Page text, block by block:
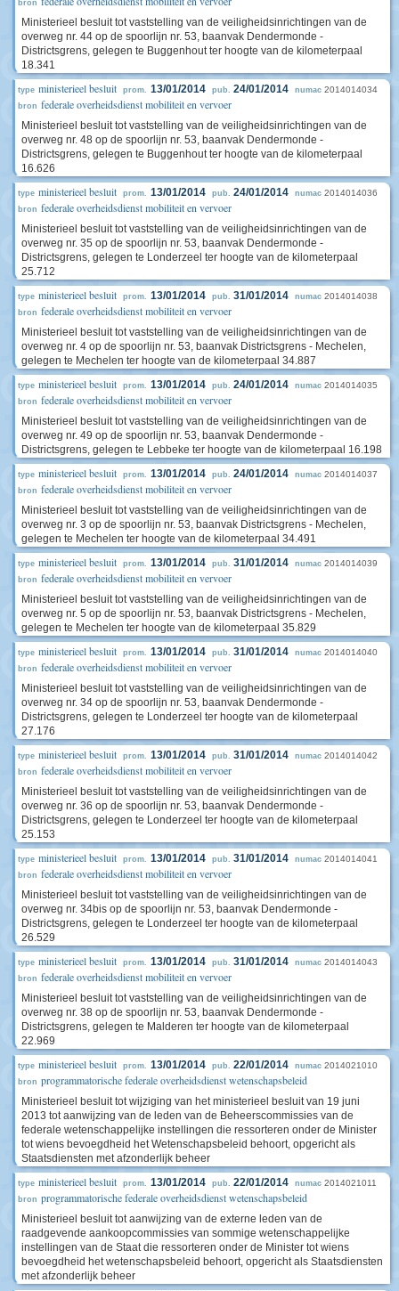
bron
Ministerieel besluit tot vaststelling van de veiligheidsinrichtingen van de
overweg nr. 44 op de spoorlijn nr. 53, baanvak Dendermonde -
Districtsgrens, gelegen te Buggenhout ter hoogte van de kilometerpaal
18.341
type ministerieel besluit prom. 13/01/2014 pub. 24/01/2014 numac 2014014034
bron federale overheidsdienst mobiliteit en vervoer
Ministerieel besluit tot vaststelling van de veiligheidsinrichtingen van de
overweg nr. 48 op de spoorlijn nr. 53, baanvak Dendermonde -
Districtsgrens, gelegen te Buggenhout ter hoogte van de kilometerpaal
16.626
type ministerieel besluit prom. 13/01/2014 pub. 24/01/2014 numac 2014014036
bron federale overheidsdienst mobiliteit en vervoer
Ministerieel besluit tot vaststelling van de veiligheidsinrichtingen van de
overweg nr. 35 op de spoorlijn nr. 53, baanvak Dendermonde -
Districtsgrens, gelegen te Londerzeel ter hoogte van de kilometerpaal
25.712
type ministerieel besluit prom. 13/01/2014 pub. 31/01/2014 numac 2014014038
bron federale overheidsdienst mobiliteit en vervoer
Ministerieel besluit tot vaststelling van de veiligheidsinrichtingen van de
overweg nr. 4 op de spoorlijn nr. 53, baanvak Districtsgrens - Mechelen,
gelegen te Mechelen ter hoogte van de kilometerpaal 34.887
type ministerieel besluit prom. 13/01/2014 pub. 24/01/2014 numac 2014014035
bron federale overheidsdienst mobiliteit en vervoer
Ministerieel besluit tot vaststelling van de veiligheidsinrichtingen van de
overweg nr. 49 op de spoorlijn nr. 53, baanvak Dendermonde -
Districtsgrens, gelegen te Lebbeke ter hoogte van de kilometerpaal 16.198
type ministerieel besluit prom. 13/01/2014 pub. 24/01/2014 numac 2014014037
bron federale overheidsdienst mobiliteit en vervoer
Ministerieel besluit tot vaststelling van de veiligheidsinrichtingen van de
overweg nr. 3 op de spoorlijn nr. 53, baanvak Districtsgrens - Mechelen,
gelegen te Mechelen ter hoogte van de kilometerpaal 34.491
type ministerieel besluit prom. 13/01/2014 pub. 31/01/2014 numac 2014014039
bron federale overheidsdienst mobiliteit en vervoer
Ministerieel besluit tot vaststelling van de veiligheidsinrichtingen van de
overweg nr. 5 op de spoorlijn nr. 53, baanvak Districtsgrens - Mechelen,
gelegen te Mechelen ter hoogte van de kilometerpaal 35.829
type ministerieel besluit prom. 13/01/2014 pub. 31/01/2014 numac 2014014040
bron federale overheidsdienst mobiliteit en vervoer
Ministerieel besluit tot vaststelling van de veiligheidsinrichtingen van de
overweg nr. 34 op de spoorlijn nr. 53, baanvak Dendermonde -
Districtsgrens, gelegen te Londerzeel ter hoogte van de kilometerpaal
27.176
type ministerieel besluit prom. 13/01/2014 pub. 31/01/2014 numac 2014014042
bron federale overheidsdienst mobiliteit en vervoer
Ministerieel besluit tot vaststelling van de veiligheidsinrichtingen van de
overweg nr. 36 op de spoorlijn nr. 53, baanvak Dendermonde -
Districtsgrens, gelegen te Londerzeel ter hoogte van de kilometerpaal
25.153
type ministerieel besluit prom. 13/01/2014 pub. 31/01/2014 numac 2014014041
bron federale overheidsdienst mobiliteit en vervoer
Ministerieel besluit tot vaststelling van de veiligheidsinrichtingen van de
overweg nr. 34bis op de spoorlijn nr. 53, baanvak Dendermonde -
Districtsgrens, gelegen te Londerzeel ter hoogte van de kilometerpaal
26.529
type ministerieel besluit prom. 13/01/2014 pub. 31/01/2014 numac 2014014043
bron federale overheidsdienst mobiliteit en vervoer
Ministerieel besluit tot vaststelling van de veiligheidsinrichtingen van de
overweg nr. 38 op de spoorlijn nr. 53, baanvak Dendermonde -
Districtsgrens, gelegen te Malderen ter hoogte van de kilometerpaal
22.969
type ministerieel besluit prom. 13/01/2014 pub. 22/01/2014 numac 2014021010
bron programmatorische federale overheidsdienst wetenschapsbeleid
Ministerieel besluit tot wijziging van het ministerieel besluit van 19 juni
2013 tot aanwijzing van de leden van de Beheerscommissies van de
federale wetenschappelijke instellingen die ressorteren onder de Minister
tot wiens bevoegdheid het Wetenschapsbeleid behoort, opgericht als
Staatsdiensten met afzonderlijk beheer
type ministerieel besluit prom. 13/01/2014 pub. 22/01/2014 numac 2014021011
bron programmatorische federale overheidsdienst wetenschapsbeleid
Ministerieel besluit tot aanwijzing van de externe leden van de
raadgevende aankoopcommissies van sommige wetenschappelijke
instellingen van de Staat die ressorteren onder de Minister tot wiens
bevoegdheid het wetenschapsbeleid behoort, opgericht als Staatsdiensten
met afzonderlijk beheer